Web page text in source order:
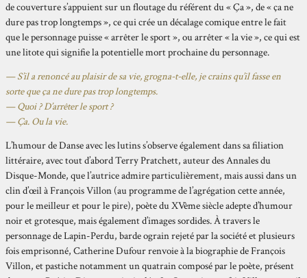
de couverture s’appuient sur un floutage du référent du « Ça », de « ça ne
dure pas trop longtemps », ce qui crée un décalage comique entre le fait
que le personnage puisse « arrêter le sport », ou arrêter « la vie », ce qui est
une litote qui signifie la potentielle mort prochaine du personnage.
— S’il a renoncé au plaisir de sa vie, grogna-t-elle, je crains qu’il fasse en
sorte que ça ne dure pas trop longtemps.
— Quoi ? D’arrêter le sport ?
— Ça. Ou la vie.
L’humour de Danse avec les lutins s’observe également dans sa filiation
littéraire, avec tout d’abord Terry Pratchett, auteur des Annales du
Disque-Monde, que l’autrice admire particulièrement, mais aussi dans un
clin d’œil à François Villon (au programme de l’agrégation cette année,
pour le meilleur et pour le pire), poète du XVème siècle adepte d’humour
noir et grotesque, mais également d’images sordides. À travers le
personnage de Lapin-Perdu, barde ograin rejeté par la société et plusieurs
fois emprisonné, Catherine Dufour renvoie à la biographie de François
Villon, et pastiche notamment un quatrain composé par le poète, présent